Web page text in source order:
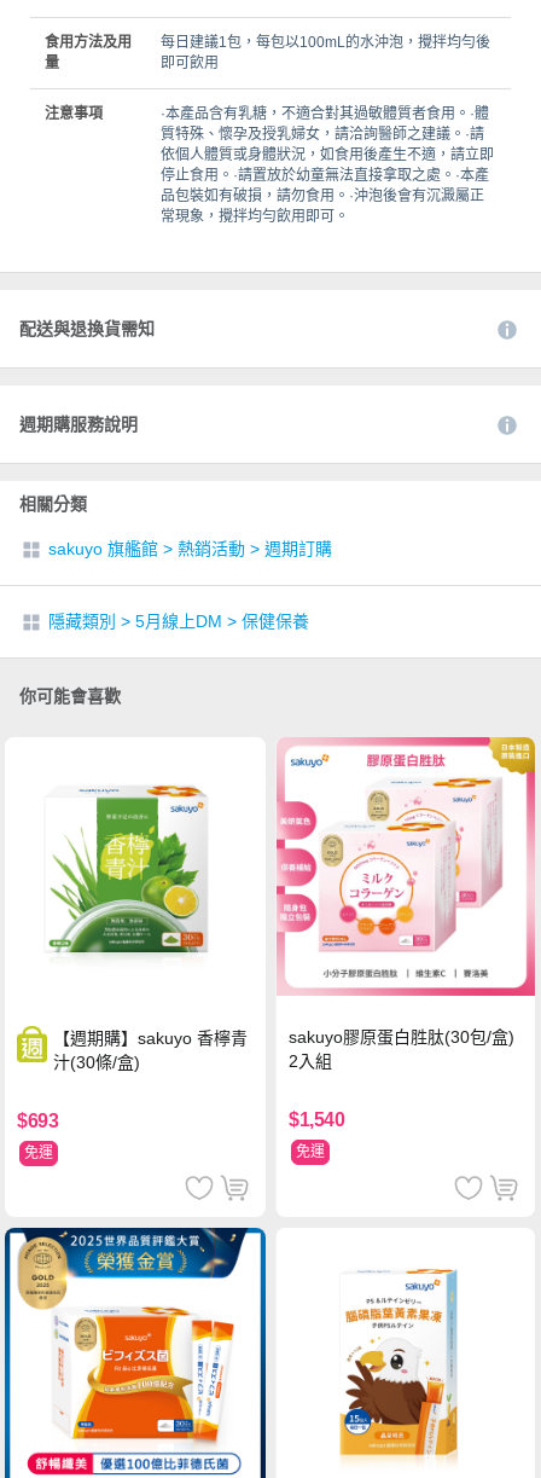
食用方法及用
量
每日建議1包，每包以100mL的水沖泡，攪拌均勻後
即可飲用
注意事項
·本產品含有乳糖，不適合對其過敏體質者食用。·體
質特殊、懷孕及授乳婦女，請洽詢醫師之建議。·請
依個人體質或身體狀況，如食用後產生不適，請立即
停止食用。·請置放於幼童無法直接拿取之處。·本產
品包裝如有破損，請勿食用。·沖泡後會有沉澱屬正
常現象，攪拌均勻飲用即可。
配送與退換貨需知
週期購服務說明
相關分類
sakuyo 旗艦館 > 熱銷活動 > 週期訂購
隱藏類別 > 5月線上DM > 保健保養
你可能會喜歡
【週期購】sakuyo 香檸青
汁(30條/盒)
$693
免運
sakuyo膠原蛋白胜肽(30包/盒)
2入組
$1,540
免運